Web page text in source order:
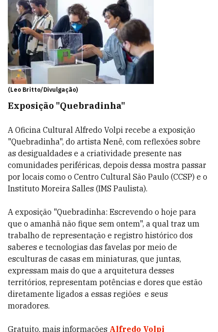
(Leo Britto/Divulgação)
Exposição "Quebradinha"
A Oficina Cultural Alfredo Volpi recebe a exposição
"Quebradinha", do artista Nenê, com reflexões sobre
as desigualdades e a criatividade presente nas
comunidades periféricas, depois dessa mostra passar
por locais como o Centro Cultural São Paulo (CCSP) e o
Instituto Moreira Salles (IMS Paulista).
A exposição "Quebradinha: Escrevendo o hoje para
que o amanhã não fique sem ontem", a qual traz um
trabalho de representação e registro histórico dos
saberes e tecnologias das favelas por meio de
esculturas de casas em miniaturas, que juntas,
expressam mais do que a arquitetura desses
territórios, representam potências e dores que estão
diretamente ligados a essas regiões e seus
moradores.
Gratuito, mais informações Alfredo Volpi